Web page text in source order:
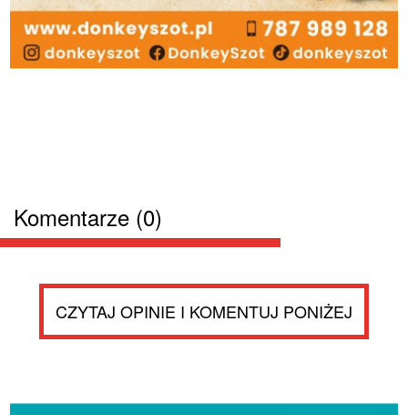
Komentarze (0)
CZYTAJ OPINIE I KOMENTUJ PONIŻEJ